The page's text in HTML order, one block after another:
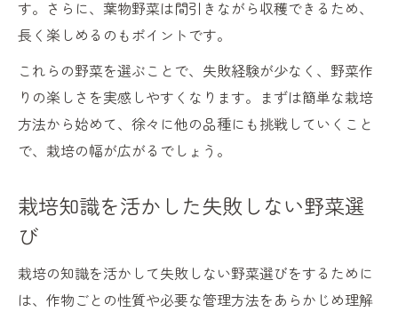
す。さらに、葉物野菜は間引きながら収穫できるため、
長く楽しめるのもポイントです。
これらの野菜を選ぶことで、失敗経験が少なく、野菜作
りの楽しさを実感しやすくなります。まずは簡単な栽培
方法から始めて、徐々に他の品種にも挑戦していくこと
で、栽培の幅が広がるでしょう。
栽培知識を活かした失敗しない野菜選
び
栽培の知識を活かして失敗しない野菜選びをするために
は、作物ごとの性質や必要な管理方法をあらかじめ理解